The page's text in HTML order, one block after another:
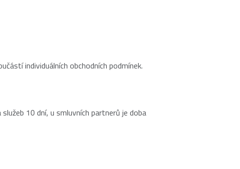
individuálních obchodních podmínek.
10 dní, u smluvních partnerů je doba